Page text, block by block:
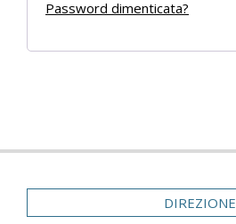
Password dimenticata?
05-
DIREZIONE